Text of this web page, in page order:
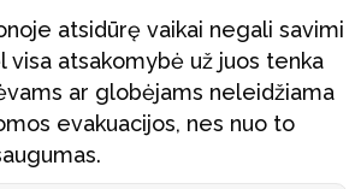
atsidūrę vaikai negali savimi
visa atsakomybė už juos tenka
ar globėjams neleidžiama
evakuacijos, nes nuo to